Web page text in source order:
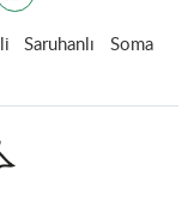
Saruhanlı
Soma